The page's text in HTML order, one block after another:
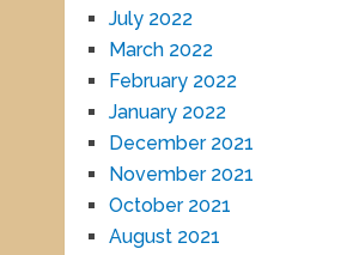
July 2022
March 2022
February 2022
January 2022
December 2021
November 2021
October 2021
August 2021